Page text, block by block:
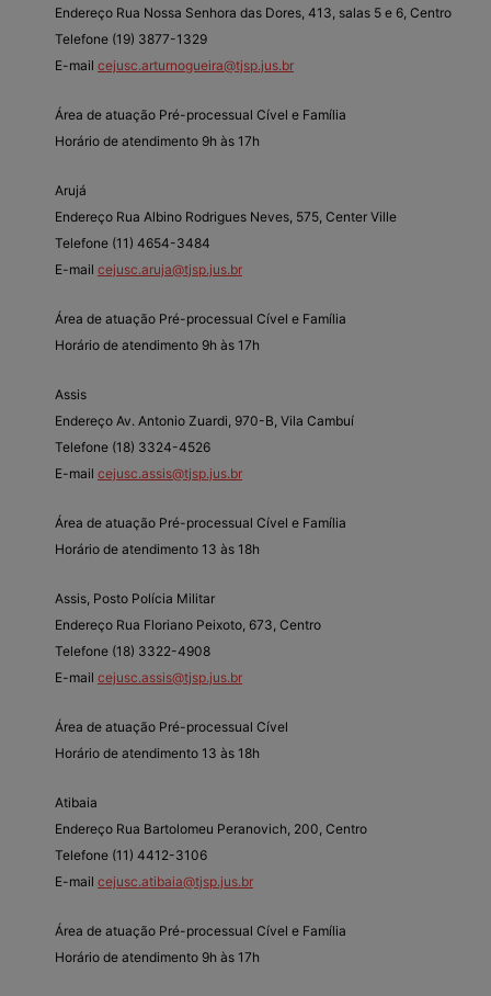
Endereço Rua Nossa Senhora das Dores, 413, salas 5 e 6, Centro
Telefone (19) 3877-1329
E-mail cejusc.arturnogueira@tjsp.jus.br
Área de atuação Pré-processual Cível e Família
Horário de atendimento 9h às 17h
Arujá
Endereço Rua Albino Rodrigues Neves, 575, Center Ville
Telefone (11) 4654-3484
E-mail cejusc.aruja@tjsp.jus.br
Área de atuação Pré-processual Cível e Família
Horário de atendimento 9h às 17h
Assis
Endereço Av. Antonio Zuardi, 970-B, Vila Cambuí
Telefone (18) 3324-4526
E-mail cejusc.assis@tjsp.jus.br
Área de atuação Pré-processual Cível e Família
Horário de atendimento 13 às 18h
Assis, Posto Polícia Militar
Endereço Rua Floriano Peixoto, 673, Centro
Telefone (18) 3322-4908
E-mail cejusc.assis@tjsp.jus.br
Área de atuação Pré-processual Cível
Horário de atendimento 13 às 18h
Atibaia
Endereço Rua Bartolomeu Peranovich, 200, Centro
Telefone (11) 4412-3106
E-mail cejusc.atibaia@tjsp.jus.br
Área de atuação Pré-processual Cível e Família
Horário de atendimento 9h às 17h